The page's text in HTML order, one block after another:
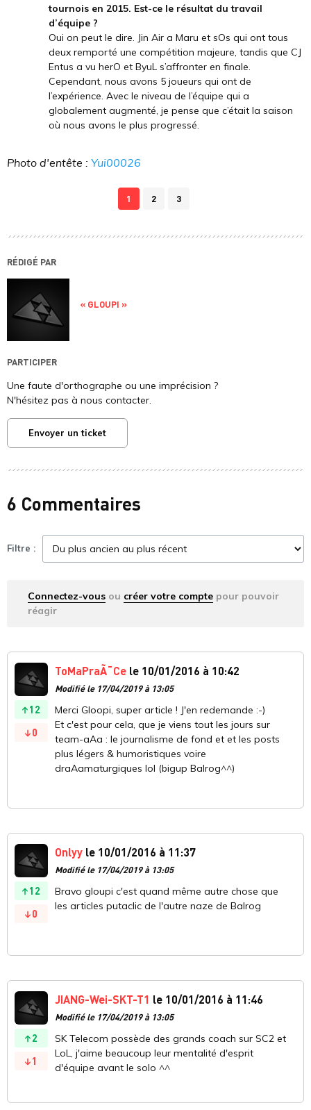
tournois en 2015. Est-ce le résultat du travail
d’équipe ?
Oui on peut le dire. Jin Air a Maru et sOs qui ont tous
deux remporté une compétition majeure, tandis que CJ
Entus a vu herO et ByuL s’affronter en finale.
Cependant, nous avons 5 joueurs qui ont de
l’expérience. Avec le niveau de l’équipe qui a
globalement augmenté, je pense que c’était la saison
où nous avons le plus progressé.
Photo d'entête : Yui00026
1 2 3
RÉDIGÉ PAR
« GLOUPI »
PARTICIPER
Une faute d'orthographe ou une imprécision ?
N'hésitez pas à nous contacter.
Envoyer un ticket
6 Commentaires
Filtre :
Connectez-vous ou créer votre compte pour pouvoir
réagir
12
0
ToMaPraÃ¯Ce le 10/01/2016 à 10:42
Modifié le 17/04/2019 à 13:05
Merci Gloopi, super article ! J'en redemande :-)
Et c'est pour cela, que je viens tout les jours sur
team-aAa : le journalisme de fond et et les posts
plus légers & humoristiques voire
draAamaturgiques lol (bigup Balrog^^)
12
0
Onlyy le 10/01/2016 à 11:37
Modifié le 17/04/2019 à 13:05
Bravo gloupi c'est quand même autre chose que
les articles putaclic de l'autre naze de Balrog
2
1
JIANG-Wei-SKT-T1 le 10/01/2016 à 11:46
Modifié le 17/04/2019 à 13:05
SK Telecom possède des grands coach sur SC2 et
LoL, j'aime beaucoup leur mentalité d'esprit
d'équipe avant le solo ^^